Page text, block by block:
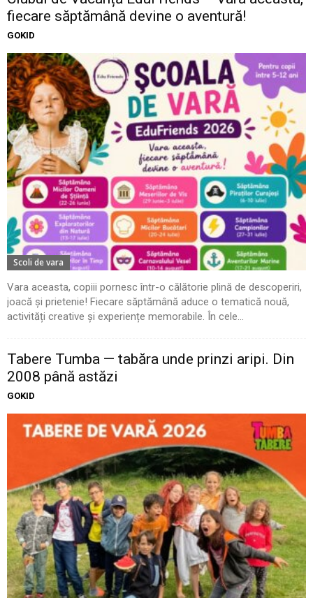
fiecare săptămână devine o aventură!
GOKID
Scoli de vara
Vara aceasta, copiii pornesc într-o călătorie plină de descoperiri,
joacă și prietenie! Fiecare săptămână aduce o tematică nouă,
activități creative și experiențe memorabile. În cele...
Tabere Tumba — tabăra unde prinzi aripi. Din
2008 până astăzi
GOKID